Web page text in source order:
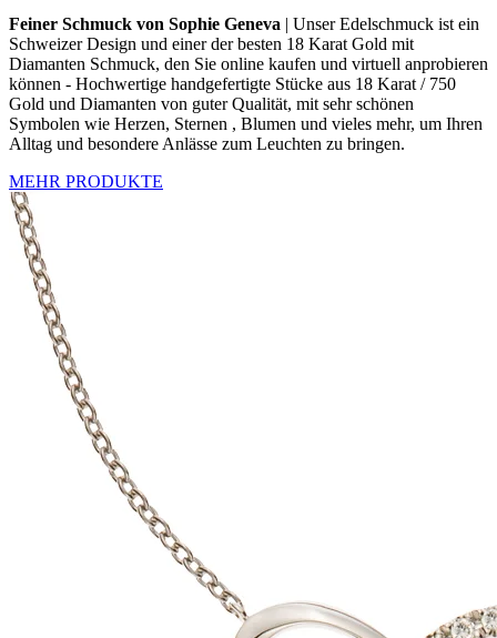
Feiner Schmuck von Sophie Geneva | Unser Edelschmuck ist ein
Schweizer Design und einer der besten 18 Karat Gold mit
Diamanten Schmuck, den Sie online kaufen und virtuell anprobieren
können - Hochwertige handgefertigte Stücke aus 18 Karat / 750
Gold und Diamanten von guter Qualität, mit sehr schönen
Symbolen wie Herzen, Sternen , Blumen und vieles mehr, um Ihren
Alltag und besondere Anlässe zum Leuchten zu bringen.
MEHR PRODUKTE